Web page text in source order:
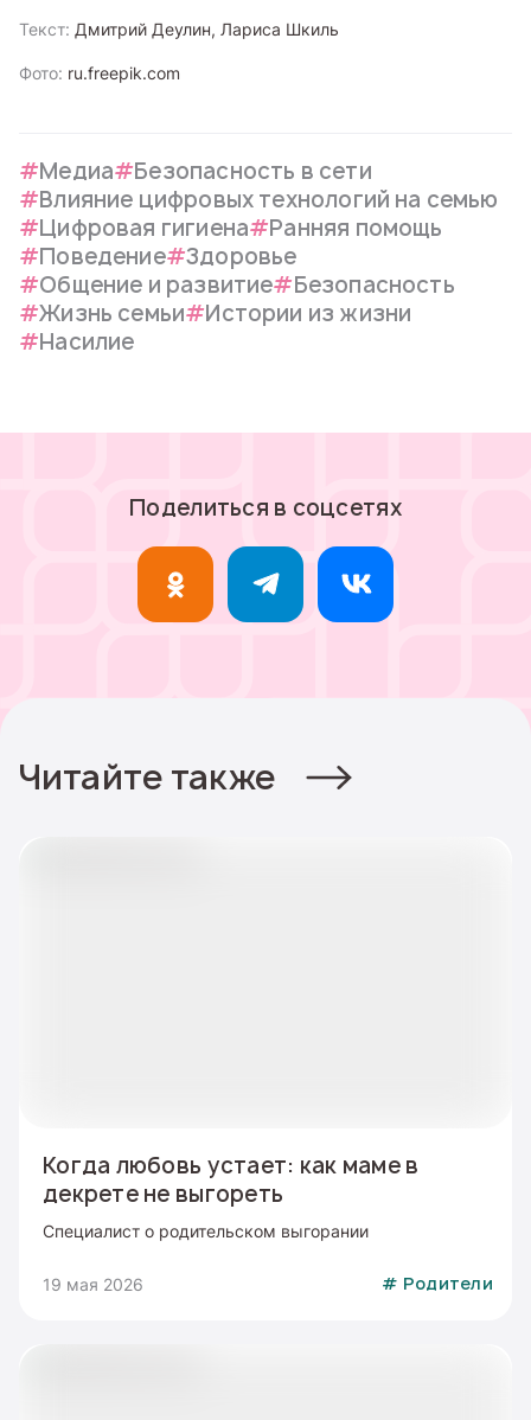
Текст: Дмитрий Деулин, Лариса Шкиль
Фото: ru.freepik.com
Медиа
Безопасность в сети
Влияние цифровых технологий на семью
Цифровая гигиена
Ранняя помощь
Поведение
Здоровье
Общение и развитие
Безопасность
Жизнь семьи
Истории из жизни
Насилие
Поделиться в соцсетях
Читайте также
Когда любовь устает: как маме в
декрете не выгореть
Специалист о родительском выгорании
19 мая 2026 # Родители